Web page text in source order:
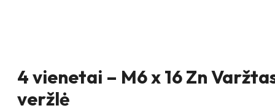
4 vienetai – M6 x 16 Zn
veržlė